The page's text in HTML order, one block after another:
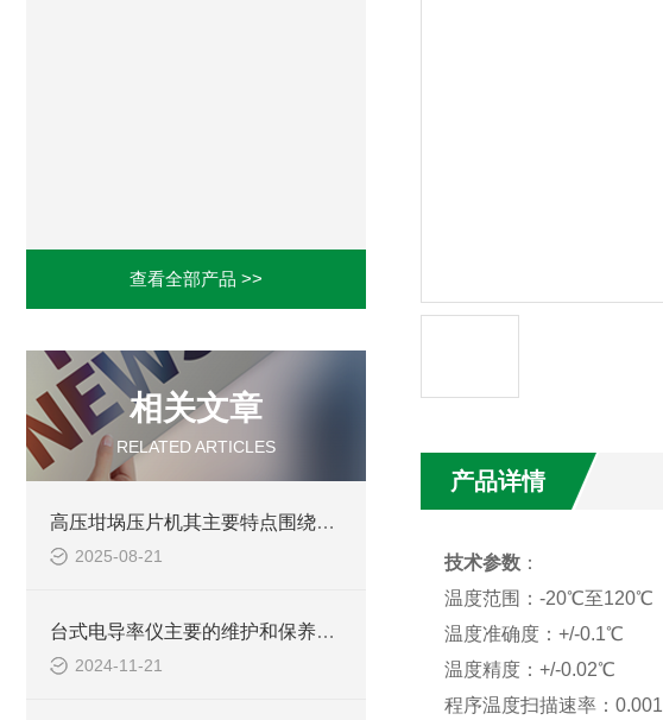
查看全部产品 >>
相关文章
RELATED ARTICLES
高压坩埚压片机其主要特点围绕以下几点
2025-08-21
台式电导率仪主要的维护和保养措施
2024-11-21
产品详情
技术参数：
温度范围：-20℃至120℃
温度准确度： +/-0.1℃
温度精度：+/-0.02℃
程序温度扫描速率： 0.001